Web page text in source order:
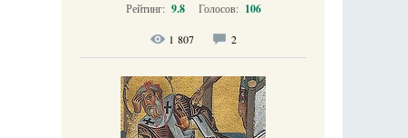
Рейтинг: 9.8 Голосов: 106
1 807 2